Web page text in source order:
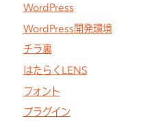
WordPress
WordPress開発環境
チラ裏
はたらくLENS
フォント
プラグイン